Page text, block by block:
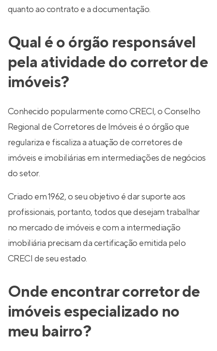
quanto ao contrato e a documentação.
Qual é o órgão responsável
pela atividade do corretor de
imóveis?
Conhecido popularmente como CRECI, o Conselho
Regional de Corretores de Imóveis é o órgão que
regulariza e fiscaliza a atuação de corretores de
imóveis e imobiliárias em intermediações de negócios
do setor.
Criado em 1962, o seu objetivo é dar suporte aos
profissionais, portanto, todos que desejam trabalhar
no mercado de imóveis e com a intermediação
imobiliária precisam da certificação emitida pelo
CRECI de seu estado.
Onde encontrar corretor de
imóveis especializado no
meu bairro?